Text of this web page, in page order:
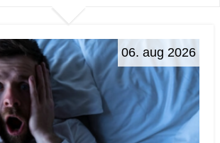
06. aug 2026